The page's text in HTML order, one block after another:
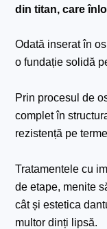
din titan, care
Odată inserat în
o fundație solidă
Prin procesul de
complet în
rezistență pe
Tratamentele cu
de etape, menite
cât și estetica
multor dinți lipsă.